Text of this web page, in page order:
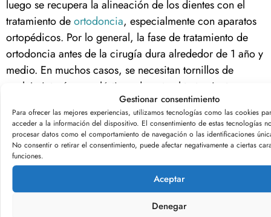
Gestionar consentimiento
Para ofrecer las mejores experiencias, utilizamos tecnologías como las cookies
acceder a la información del dispositivo. El consentimiento de estas tecnologías
procesar datos como el comportamiento de navegación o las identificaciones
No consentir o retirar el consentimiento, puede afectar negativamente a ciertas
funciones.
Aceptar
Denegar
luego se recupera la alineación de los dientes con el
tratamiento deortodoncia, especialmente con aparatos
ortopédicos. Por lo general, la fase de tratamiento de
ortodoncia antes de la cirugía dura alrededor de 1 año y
medio. En muchos casos, se necesitan tornillos de
anclaje intraóseo y elásticos durante el tratamiento.
El proceso completo de tratar la retrognatia mediante
cirugía y ortodoncia suele llevar alrededor de 2 años. A